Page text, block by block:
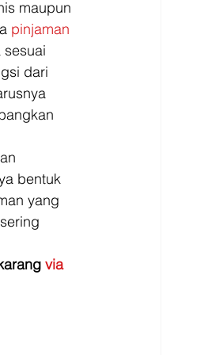
maupun
pinjaman
dari
bentuk
yang
via